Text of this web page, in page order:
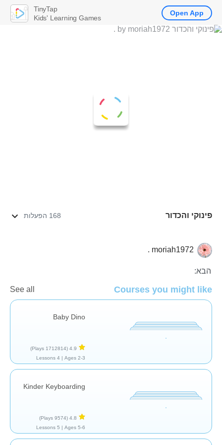
פינוקי והכדור 168 הפעלות
כללי moriah1972 .
הבא:
Courses you might like
See all
Baby Dino
4.9
(1712814 Plays)
Ages 2-3 |
4 Lessons
Kinder Keyboarding
4.8
(9574 Plays)
Ages 5-6 |
5 Lessons
TinyTap
Kids' Learning Games
Open App